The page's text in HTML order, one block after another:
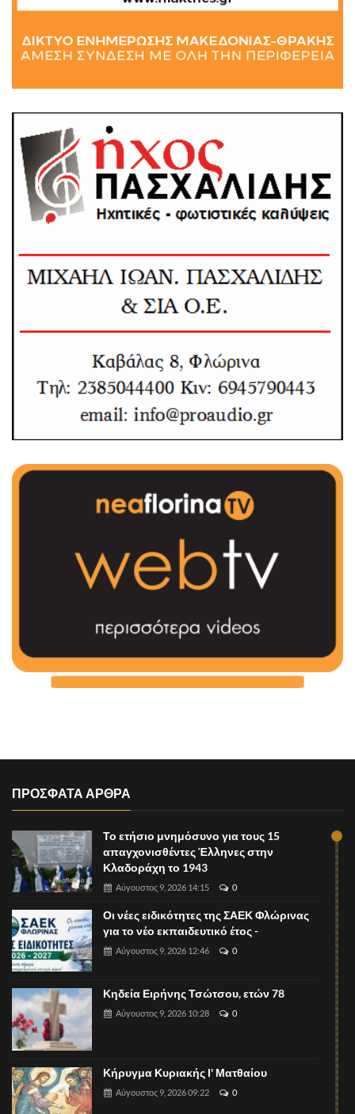
ΠΡΟΣΦΑΤΑ ΑΡΘΡΑ
Το ετήσιο μνημόσυνο για τους 15
απαγχονισθέντες Έλληνες στην
Κλαδοράχη το 1943
Αύγουστος 9, 2026 14:15 0
Οι νέες ειδικότητες της ΣΑΕΚ Φλώρινας
για το νέο εκπαιδευτικό έτος -
Αύγουστος 9, 2026 12:46 0
Κηδεία Ειρήνης Τσώτσου, ετών 78
Αύγουστος 9, 2026 10:28 0
Κήρυγμα Κυριακής Ι' Ματθαίου
Αύγουστος 9, 2026 09:22 0